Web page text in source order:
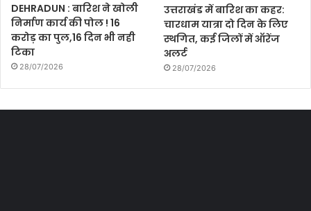
DEHRADUN : बारिश ने खोली
निर्माण कार्य की पोल ! 16
करोड़ का पुल,16 दिन भी नही
टिका
28/07/2026
उत्तराखंड में बारिश का कहर:
चारधाम यात्रा दो दिन के लिए
स्थगित, कई जिलों में ऑरेंज
अलर्ट
28/07/2026